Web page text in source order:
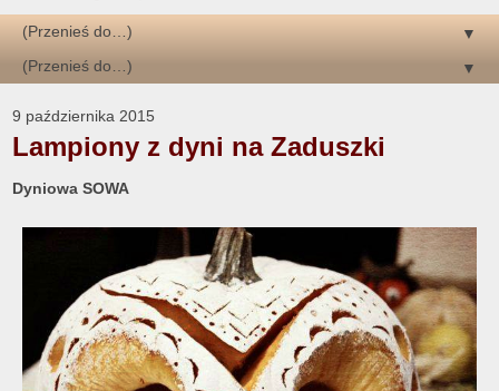
▼
▼
9 października 2015
Lampiony z dyni na Zaduszki
Dyniowa SOWA